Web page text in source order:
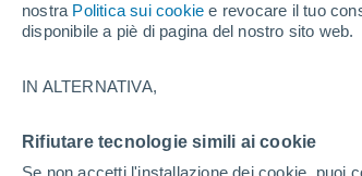
nostra Politica sui cookie e revocare il tuo
disponibile a piè di pagina del nostro sito web.
IN ALTERNATIVA,
Rifiutare tecnologie simili ai cookie
Se non accetti l'installazione dei cookie, puoi
Tutte le località dello Stato di Rio
Abraão